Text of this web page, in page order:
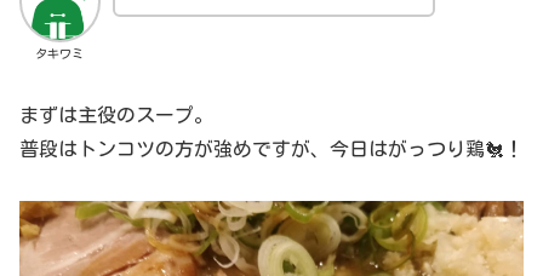
タキワミ
まずは主役のスープ。
普段はトンコツの方が強めですが、今日はがっつり鶏🐔！